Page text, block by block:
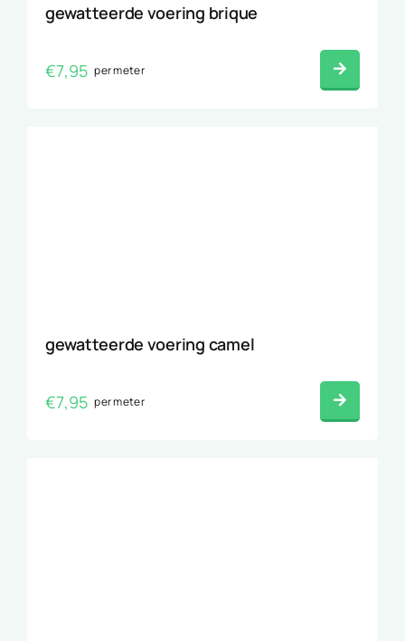
gewatteerde voering brique
€7,95 per meter
gewatteerde voering camel
€7,95 per meter